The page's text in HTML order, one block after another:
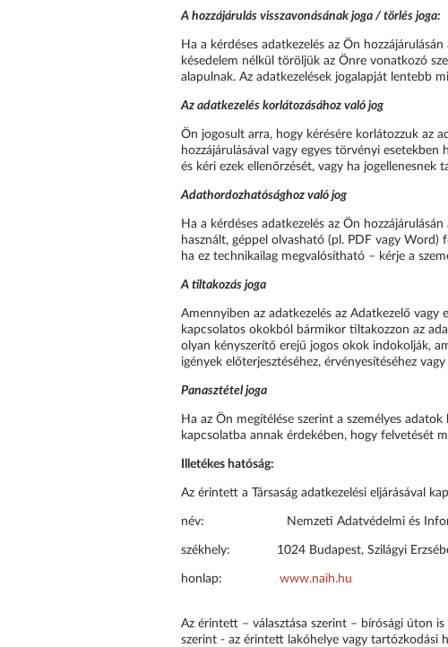
A hozzájárulás visszavonásának joga / törlés joga:
Ha a kérdéses adatkezelés az Ön
késedelem nélkül töröljük az Önre vonatkozó
alapulnak. Az adatkezelések jogalapját lentebb
Az adatkezelés korlátozásához való jog
Ön jogosult arra, hogy kérésére korlátozzuk az
hozzájárulásával vagy egyes törvényi
és kéri ezek ellenőrzését, vagy ha
Adathordozhatósághoz való jog
Ha a kérdéses adatkezelés az Ön
használt, géppel olvasható (pl. PDF vagy
ha ez technikailag megvalósítható – kérje a
A tiltakozás joga
Amennyiben az adatkezelés az Adatkezelő vagy
kapcsolatos okokból bármikor tiltakozzon az
olyan kényszerítő erejű jogos okok indokolják,
igények előterjesztéséhez, érvényesítéséhez
Panasztétel joga
Ha az Ön megítélése szerint a személyes
kapcsolatba annak érdekében, hogy felvetését
Illetékes hatóság:
Az érintett a Társaság adatkezelési eljárásával
név: Nemzeti Adatvédelmi és
székhely: 1024 Budapest, Szilágyi
honlap: www.naih.hu
Az érintett – választása szerint – bírósági úton
szerint - az érintett lakóhelye vagy tartózkodási